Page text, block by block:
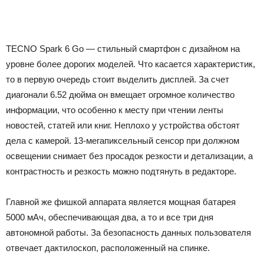
TECNO Spark 6 Go — стильный смартфон с дизайном на
уровне более дорогих моделей. Что касается характеристик,
то в первую очередь стоит выделить дисплей. За счет
диагонали 6.52 дюйма он вмещает огромное количество
информации, что особенно к месту при чтении ленты
новостей, статей или книг. Неплохо у устройства обстоят
дела с камерой. 13-мегапиксельный сенсор при должном
освещении снимает без просадок резкости и детализации, а
контрастность и резкость можно подтянуть в редакторе.
Главной же фишкой аппарата является мощная батарея
5000 мАч, обеспечивающая два, а то и все три дня
автономной работы. За безопасность данных пользователя
отвечает дактилоскоп, расположенный на спинке.